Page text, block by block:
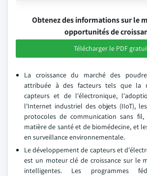
Obtenez des informations sur le
opportunités de
Télécharger le PDF
La croissance du marché des
attribuée à des facteurs tels que la
capteurs et de l'électronique,
l'Internet industriel des objets (IIoT),
protocoles de communication sans
matière de santé et de biomédecine, et
en surveillance environnementale.
Le développement de capteurs et
est un moteur clé de croissance sur le
intelligentes. Les programmes